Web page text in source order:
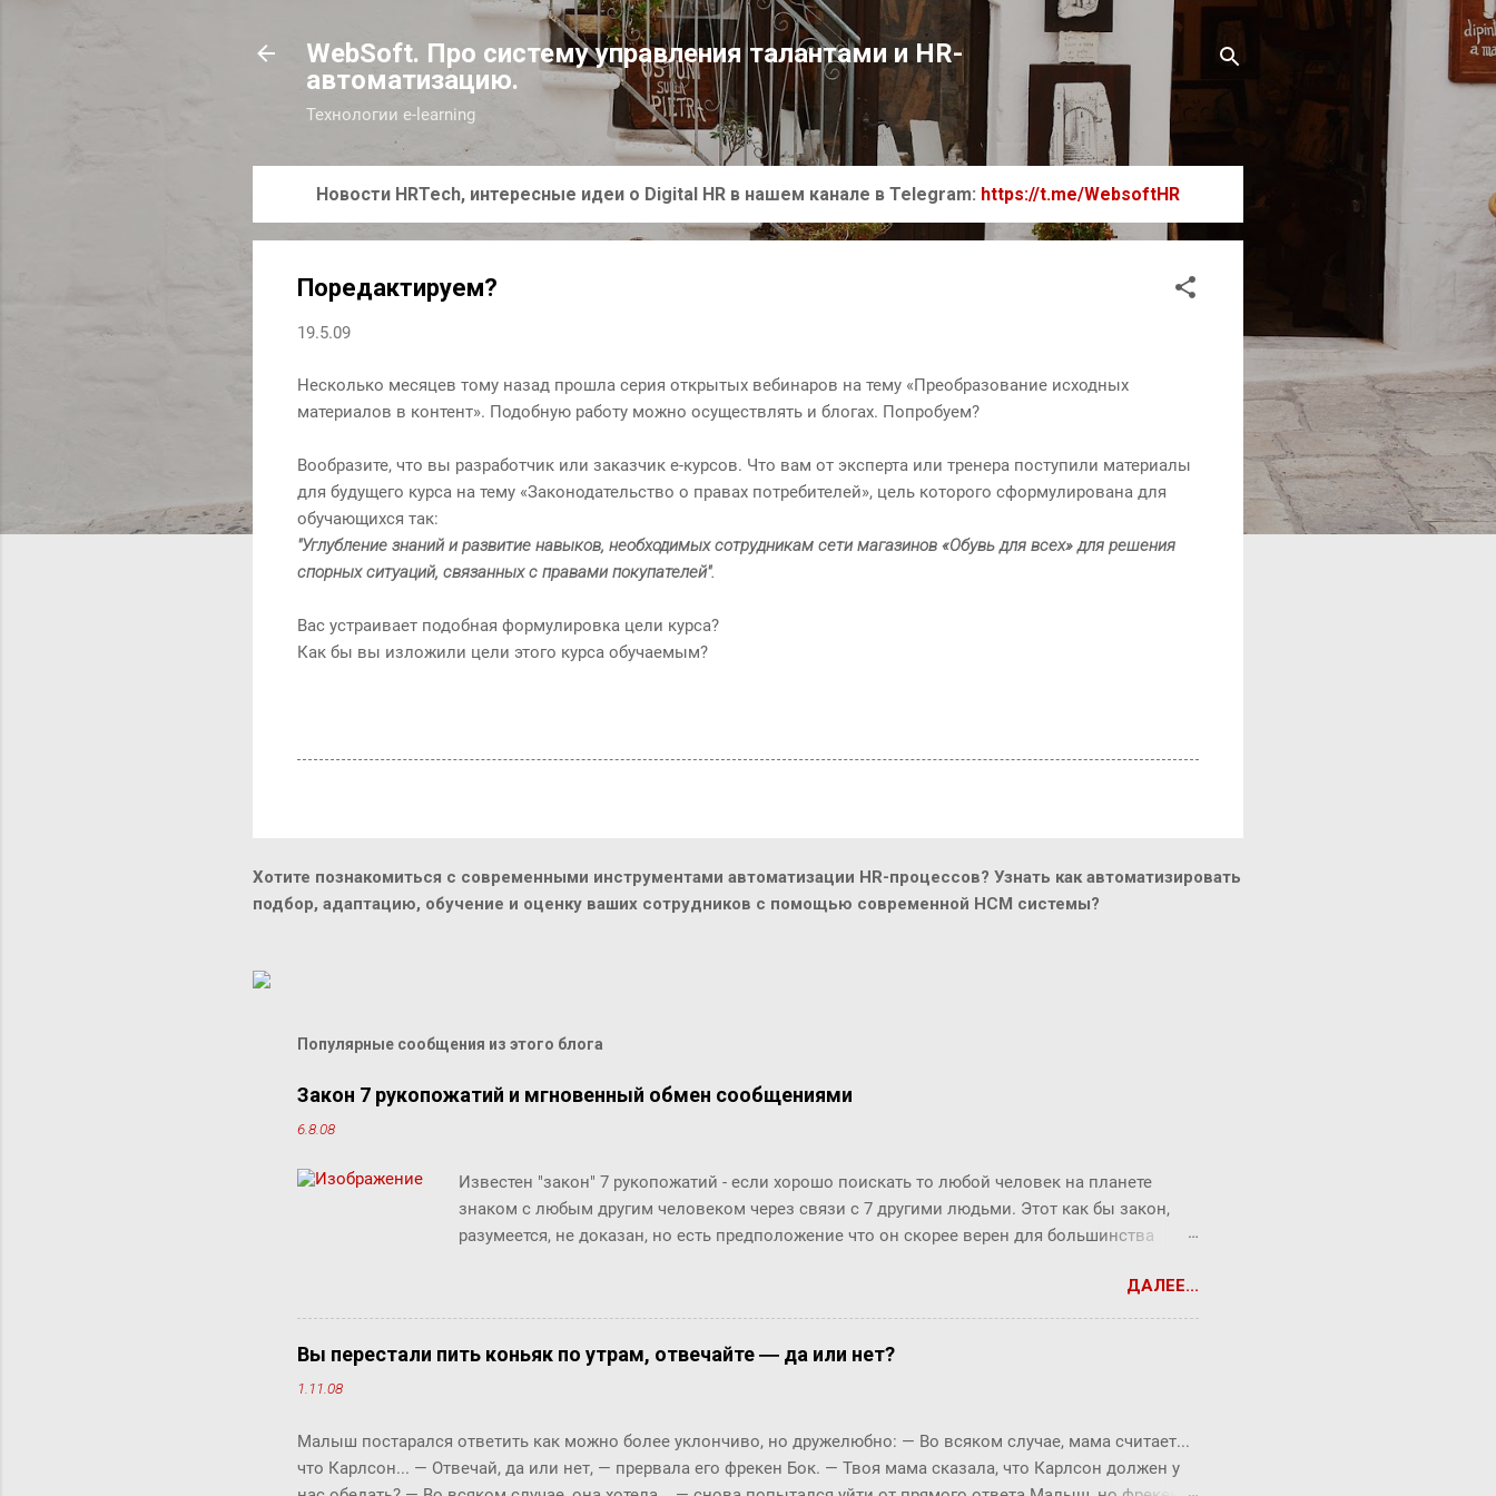
К основному контенту
WebSoft. Про систему управления талантами и HR-
автоматизацию.
Технологии e-learning
Новости HRTech, интересные идеи о Digital HR в нашем канале в Telegram: https://t.me/WebsoftHR
Поредактируем?
19.5.09
Несколько месяцев тому назад прошла серия открытых вебинаров на тему «Преобразование исходных
материалов в контент». Подобную работу можно осуществлять и блогах. Попробуем?
Вообразите, что вы разработчик или заказчик е-курсов. Что вам от эксперта или тренера поступили материалы
для будущего курса на тему «Законодательство о правах потребителей», цель которого сформулирована для
обучающихся так:
"Углубление знаний и развитие навыков, необходимых сотрудникам сети магазинов «Обувь для всех» для решения
спорных ситуаций, связанных с правами покупателей".
Вас устраивает подобная формулировка цели курса?
Как бы вы изложили цели этого курса обучаемым?
Хотите познакомиться с современными инструментами автоматизации HR-процессов? Узнать как автоматизировать
подбор, адаптацию, обучение и оценку ваших сотрудников с помощью современной HCM системы?
Популярные сообщения из этого блога
Закон 7 рукопожатий и мгновенный обмен сообщениями
6.8.08
Известен "закон" 7 рукопожатий - если хорошо поискать то любой человек на планете
знаком с любым другим человеком через связи с 7 другими людьми. Этот как бы закон,
разумеется, не доказан, но есть предположение что он скорее верен для большинства
"сжиматься" за счет технологий (интернет, авиаперелеты и т.п.). Этот закон ребята из
Microsofr Research решили проверить на пользователях Microsoft Messenger (180
миллионов) и базе из их 30 миллиардов сообщений (начиная с 2006 года). Знакомыми
считали двух людей, хотя бы раз обменявшихся сообщениями в чате. Окзалось, что средняя
коммуникации с экспертами, т.к. получается, что все богатства мира (знания) всего в 6
кликах от нас, нужно только их как-то найти... Информаци...
ДАЛЕЕ...
Вы перестали пить коньяк по утрам, отвечайте ― да или нет?
1.11.08
Малыш постарался ответить как можно более уклончиво, но дружелюбно: ― Во всяком случае, мама считает...
что Карлсон... ― Отвечай, да или нет, ― прервала его фрекен Бок. ― Твоя мама сказала, что Карлсон должен у